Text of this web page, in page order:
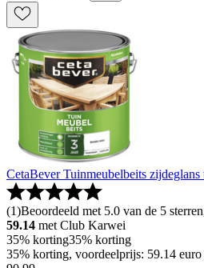
CetaBever Tuinmeubelbeits zijdeglans
(1)Beoordeeld met 5.0 van de 5
59.14 met Club Karwei
35% korting35% korting
35% korting, voordeelprijs: 59.14